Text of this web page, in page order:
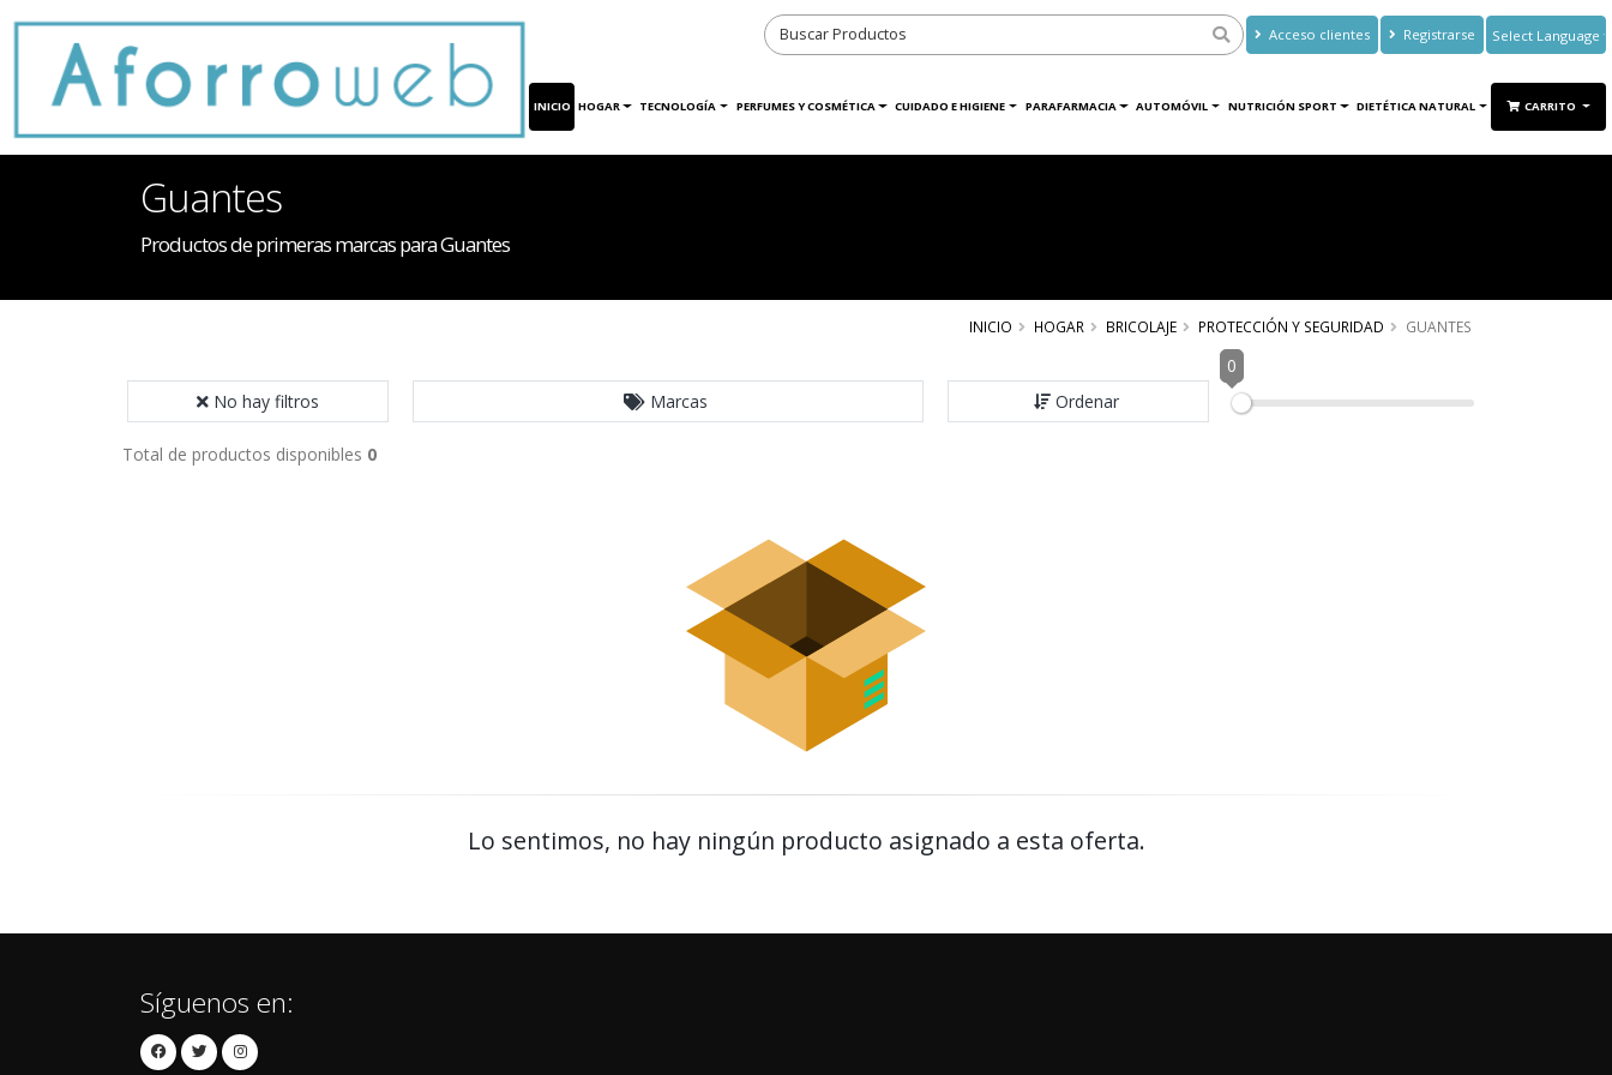
Acceso clientes Registrarse
Translate
INICIO HOGAR TECNOLOGÍA PERFUMES Y COSMÉTICA CUIDADO E HIGIENE PARAFARMACIA AUTOMÓVIL NUTRICIÓN SPORT DIETÉTICA NATURAL CARRITO
Guantes
Productos de primeras marcas para Guantes
INICIO HOGAR BRICOLAJE PROTECCIÓN Y SEGURIDAD GUANTES
No hay filtros Marcas Ordenar
0
Total de productos disponibles 0
Lo sentimos, no hay ningún producto asignado a esta oferta.
Síguenos en: